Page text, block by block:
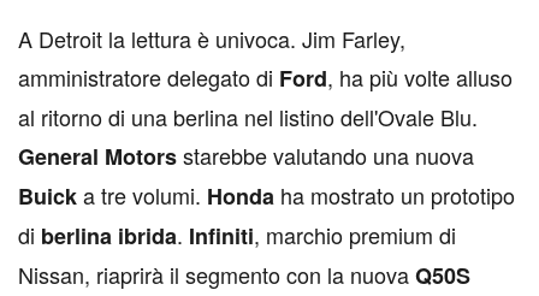
A Detroit la lettura è univoca. Jim Farley,
amministratore delegato di Ford, ha più volte alluso
al ritorno di una berlina nel listino dell'Ovale Blu.
General Motorsstarebbe valutando una nuova
Buicka tre volumi. Honda ha mostrato un prototipo
di berlina ibrida. Infiniti, marchio premium di
Nissan, riaprirà il segmento con la nuovaQ50S